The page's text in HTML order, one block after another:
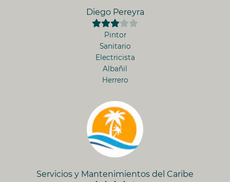
Diego Pereyra
Pintor
Sanitario
Electricista
Albañil
Herrero
Servicios y Mantenimientos del Caribe